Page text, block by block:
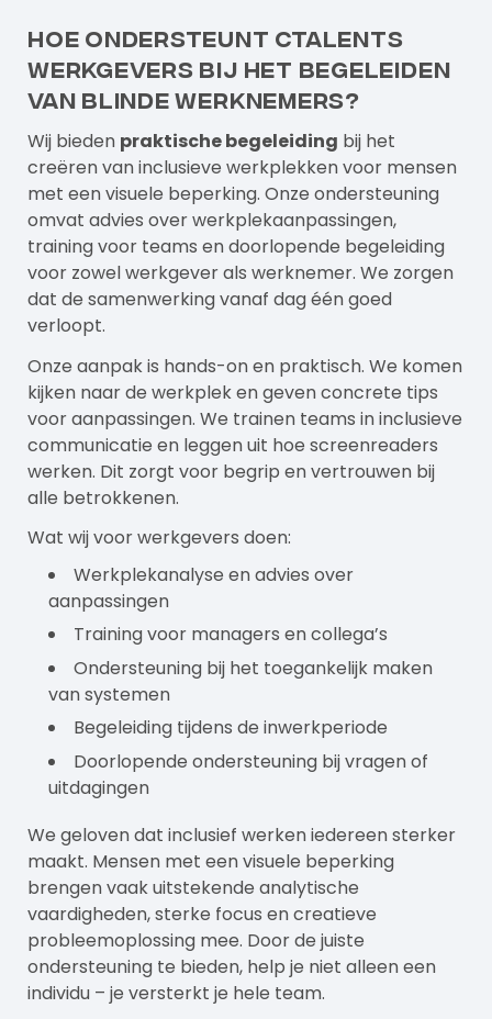
Hoe ondersteunt Ctalents
werkgevers bij het begeleiden
van blinde werknemers?
Wij bieden praktische begeleiding bij het
creëren van inclusieve werkplekken voor mensen
met een visuele beperking. Onze ondersteuning
omvat advies over werkplekaanpassingen,
training voor teams en doorlopende begeleiding
voor zowel werkgever als werknemer. We zorgen
dat de samenwerking vanaf dag één goed
verloopt.
Onze aanpak is hands-on en praktisch. We komen
kijken naar de werkplek en geven concrete tips
voor aanpassingen. We trainen teams in inclusieve
communicatie en leggen uit hoe screenreaders
werken. Dit zorgt voor begrip en vertrouwen bij
alle betrokkenen.
Wat wij voorwerkgevers doen:
Werkplekanalyse en advies over
aanpassingen
Training voor managers en collega’s
Ondersteuning bij het toegankelijk maken
van systemen
Begeleiding tijdens de inwerkperiode
Doorlopende ondersteuning bij vragen of
uitdagingen
We geloven dat inclusief werken iedereen sterker
maakt. Mensen met een visuele beperking
brengen vaak uitstekende analytische
vaardigheden, sterke focus en creatieve
probleemoplossing mee. Door de juiste
ondersteuning te bieden, help je niet alleen een
individu – je versterkt je hele team.